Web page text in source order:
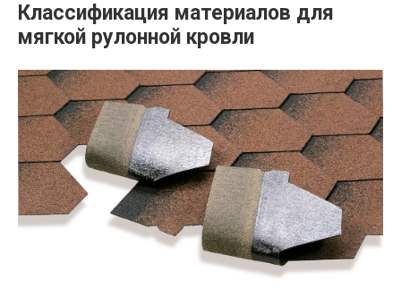
Классификация материалов для
мягкой рулонной кровли